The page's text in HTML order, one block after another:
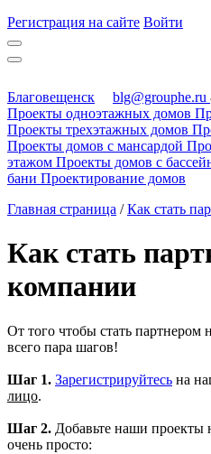
Регистрация на сайте Войти
Благовещенск blg@grouphe.ru
Проекты одноэтажных домов
Проекты трехэтажных домов
Проекты домов с мансардой
этажом Проекты домов с
бани Проектирование домов
Главная страница / Как стать
Как стать
компании
От того чтобы стать партнером
всего пара шагов!
Шаг 1. Зарегистрируйтесь на
лицо.
Шаг 2. Добавьте наши проекты
очень просто: